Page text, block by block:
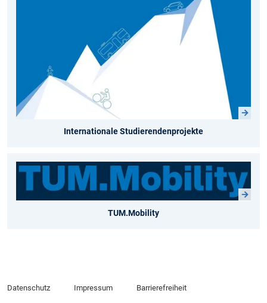
Internationale Studierendenprojekte
TUM.Mobility
Datenschutz Impressum Barrierefreiheit